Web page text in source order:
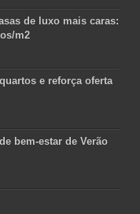
de luxo mais caras:
m2
e reforça oferta
bem-estar de Verão